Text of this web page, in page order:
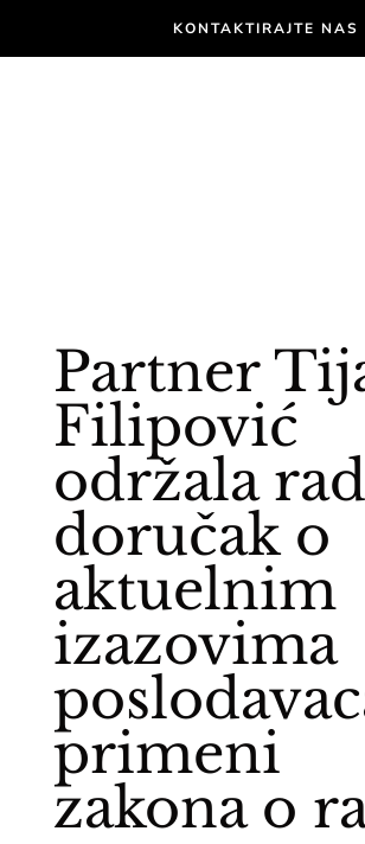
KONTAKTIRAJTE NAS
Partner
Filipović
održala
doručak o
aktuelnim
izazovima
primeni
zakona o